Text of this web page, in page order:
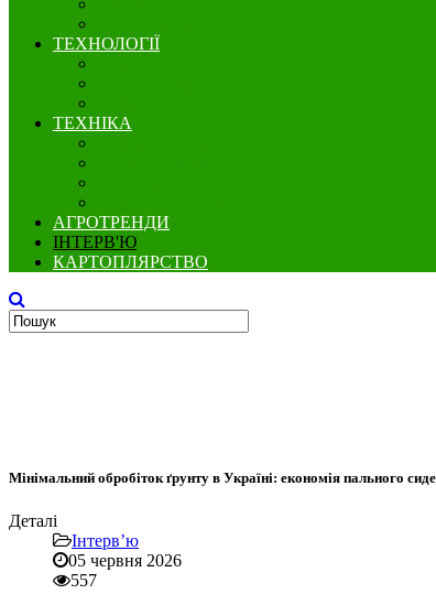
ТЕХНОЛОГІЇ
ТЕХНІКА
АГРОТРЕНДИ
ІНТЕРВ'Ю
КАРТОПЛЯРСТВО
Мінімальний обробіток ґрунту в Україні: економія пального
Деталі
Інтерв’ю
05 червня 2026
557